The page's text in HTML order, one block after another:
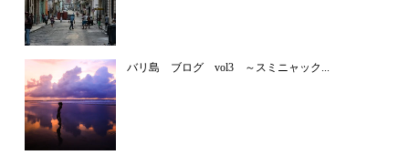
バリ島 ブログ vol3 ～スミニャック...